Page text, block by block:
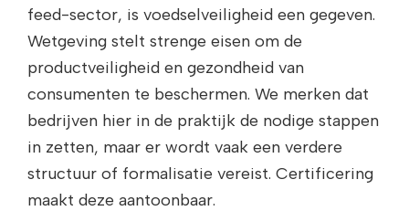
feed-sector, is voedselveiligheid een gegeven.
Wetgeving stelt strenge eisen om de
productveiligheid en gezondheid van
consumenten te beschermen. We merken dat
bedrijven hier in de praktijk de nodige stappen
in zetten, maar er wordt vaak een verdere
structuur of formalisatie vereist. Certificering
maakt deze aantoonbaar.